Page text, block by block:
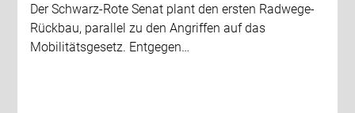
Der Schwarz-Rote Senat plant den ersten Radwege-
Rückbau, parallel zu den Angriffen auf das
Mobilitätsgesetz. Entgegen…